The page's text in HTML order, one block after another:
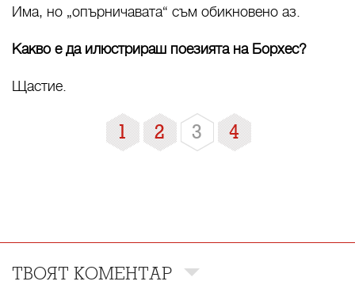
Има, но „опърничавата“ съм обикновено аз.
Какво е да илюстрираш поезията на Борхес?
Щастие.
1 2 3 4
ТВОЯТ КОМЕНТАР